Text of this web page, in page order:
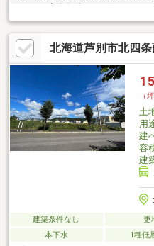
時期は要相談です。※敷地内に
する場合は買主様のご負担でお
北海道芦別市北四
（
土
用
建
容
建
建築条件なし 更
本下水
1種低